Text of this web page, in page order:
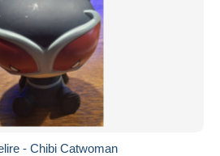
- Chibi Catwoman